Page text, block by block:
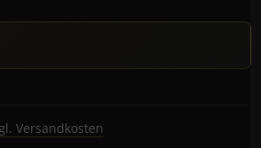
Versandkosten